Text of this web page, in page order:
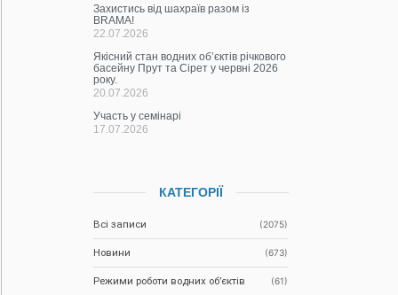
Захистись від шахраїв разом із
BRAMA!
22.07.2026
Якісний стан водних об’єктів річкового
басейну Прут та Сірет у червні 2026
року.
20.07.2026
Участь у семінарі
17.07.2026
КАТЕГОРІЇ
Всі записи (2075)
Новини (673)
Режими роботи водних об’єктів (61)